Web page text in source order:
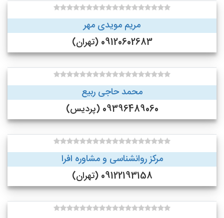
مریم مویدی مهر
09120602683 (تهران)
محمد حاجی ربیع
09396489060 (پردیس)
مرکز روانشناسی و مشاوره افرا
09122193158 (تهران)